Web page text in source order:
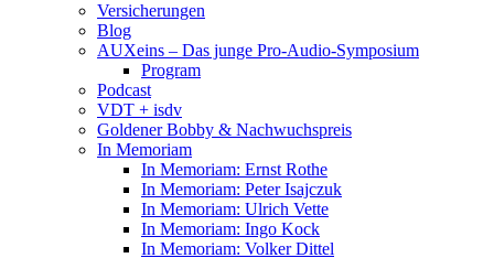
Versicherungen
Blog
AUXeins – Das junge Pro-Audio-Symposium
Program
Podcast
VDT + isdv
Goldener Bobby & Nachwuchspreis
In Memoriam
In Memoriam: Ernst Rothe
In Memoriam: Peter Isajczuk
In Memoriam: Ulrich Vette
In Memoriam: Ingo Kock
In Memoriam: Volker Dittel